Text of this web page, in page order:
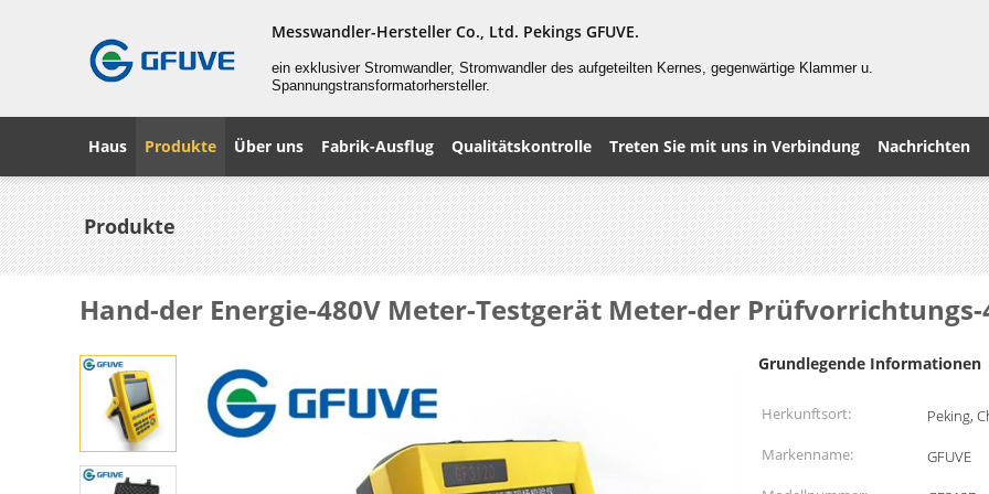
Messwandler-Hersteller Co., Ltd. Pekings GFUVE.
ein exklusiver Stromwandler, Stromwandlerdes aufgeteilten Kernes, gegenwärtige Klammer u.
Spannungstransformatorhersteller.
Haus Produkte Über uns Fabrik-Ausflug Qualitätskontrolle Treten Sie mit uns in Verbindung Nachrichten
Produkte
Hand-der Energie-480V Meter-Testgerät Meter-der Prüfvorrichtungs-
Grundlegende Informationen
Herkunftsort:
Peking,
Markenname:
GFUVE